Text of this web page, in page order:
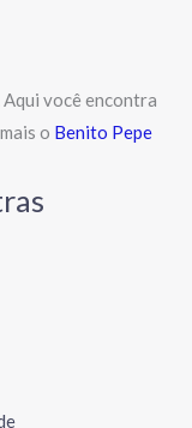
você encontra
o Benito Pepe